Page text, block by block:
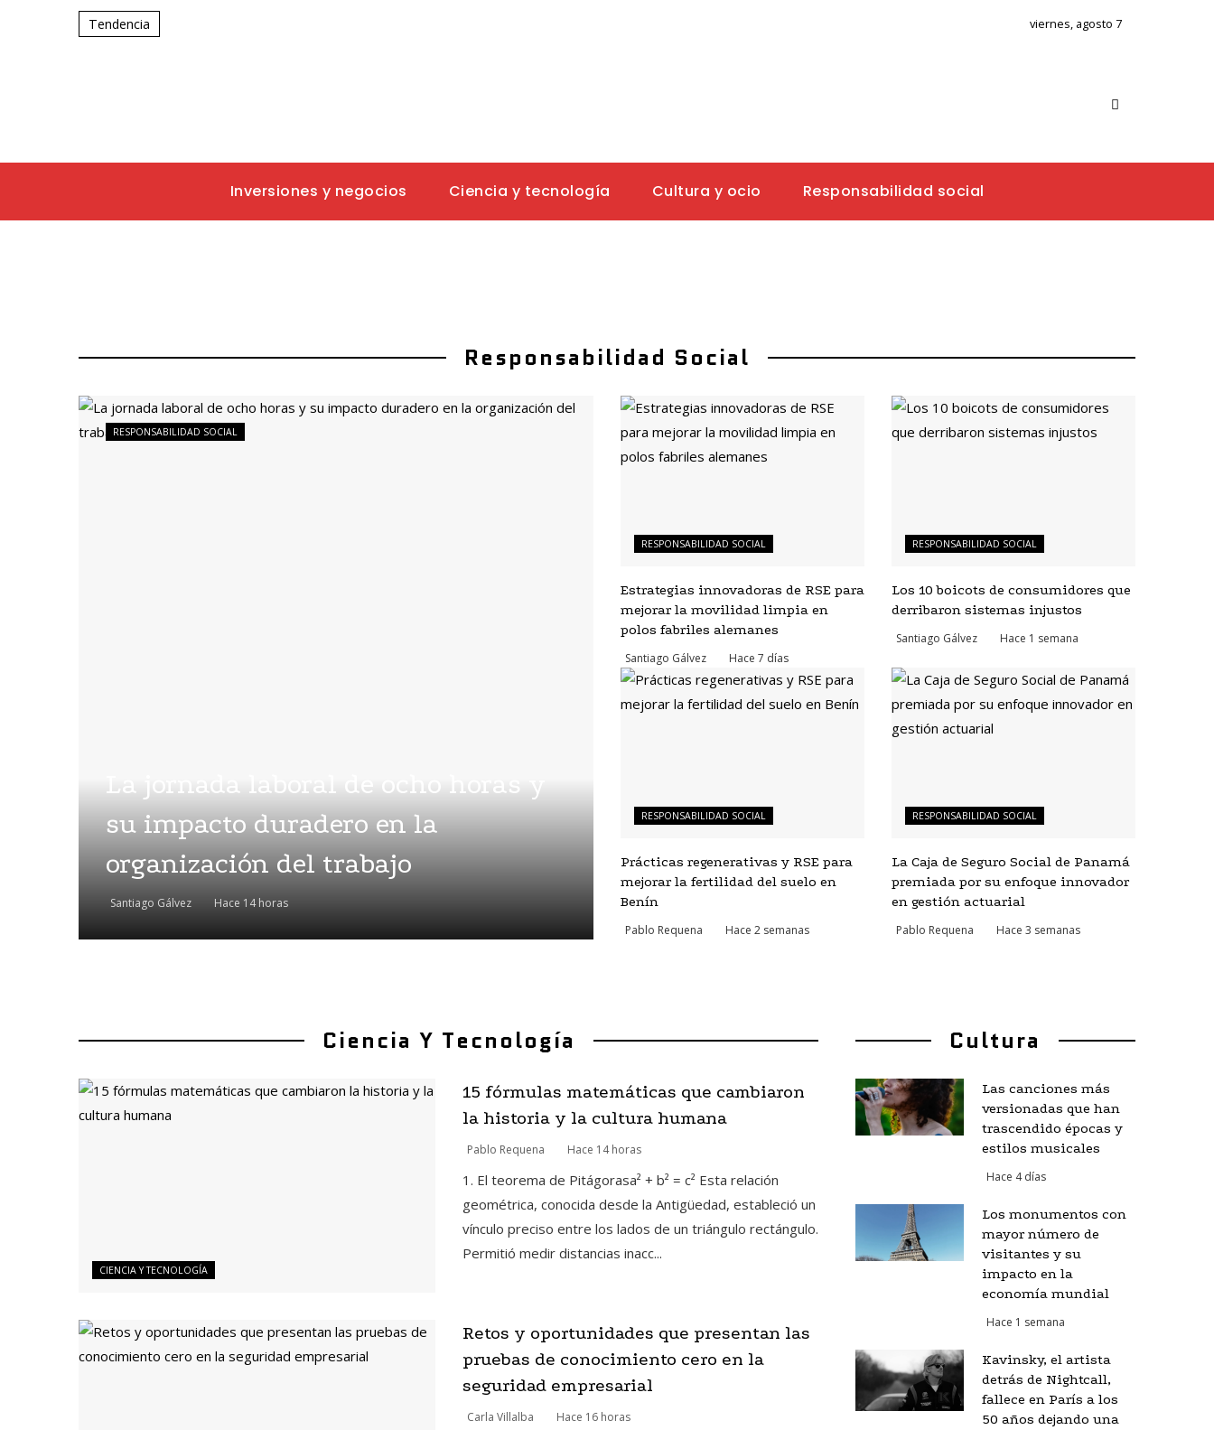
Tendencia viernes, agosto 7
Inversiones y negocios Ciencia y tecnología Cultura y ocio Responsabilidad social
Responsabilidad Social
La jornada laboral de ocho horas y
su impacto duradero en la
organización del trabajo
Santiago Gálvez Hace 14 horas
RESPONSABILIDAD SOCIAL
RESPONSABILIDAD SOCIAL
Estrategias innovadoras de RSE para
mejorar la movilidad limpia en
polos fabriles alemanes
Santiago Gálvez Hace 7 días
RESPONSABILIDAD SOCIAL
Los 10 boicots de consumidores que
derribaron sistemas injustos
Santiago Gálvez Hace 1 semana
RESPONSABILIDAD SOCIAL
Prácticas regenerativas y RSE para
mejorar la fertilidad del suelo en
Benín
Pablo Requena Hace 2 semanas
RESPONSABILIDAD SOCIAL
La Caja de Seguro Social de Panamá
premiada por su enfoque innovador
en gestión actuarial
Pablo Requena Hace 3 semanas
Ciencia Y Tecnología
CIENCIA Y TECNOLOGÍA
15 fórmulas matemáticas que cambiaron
la historia y la cultura humana
Pablo Requena Hace 14 horas
1. El teorema de Pitágorasa² + b² = c² Esta relación
geométrica, conocida desde la Antigüedad, estableció un
vínculo preciso entre los lados de un triángulo rectángulo.
Permitió medir distancias inacc...
Retos y oportunidades que presentan las
pruebas de conocimiento cero en la
seguridad empresarial
Carla Villalba Hace 16 horas
Cultura
Las canciones más
versionadas que han
trascendido épocas y
estilos musicales
Hace 4 días
Los monumentos con
mayor número de
visitantes y su
impacto en la
economía mundial
Hace 1 semana
Kavinsky, el artista
detrás de Nightcall,
fallece en París a los
50 años dejando una